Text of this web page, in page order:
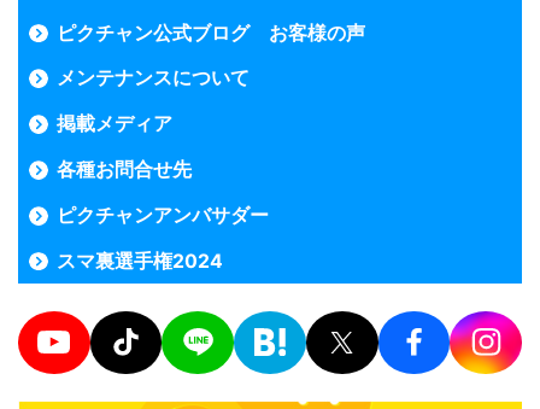
ピクチャン公式ブログ お客様の声
メンテナンスについて
掲載メディア
各種お問合せ先
ピクチャンアンバサダー
スマ裏選手権2024